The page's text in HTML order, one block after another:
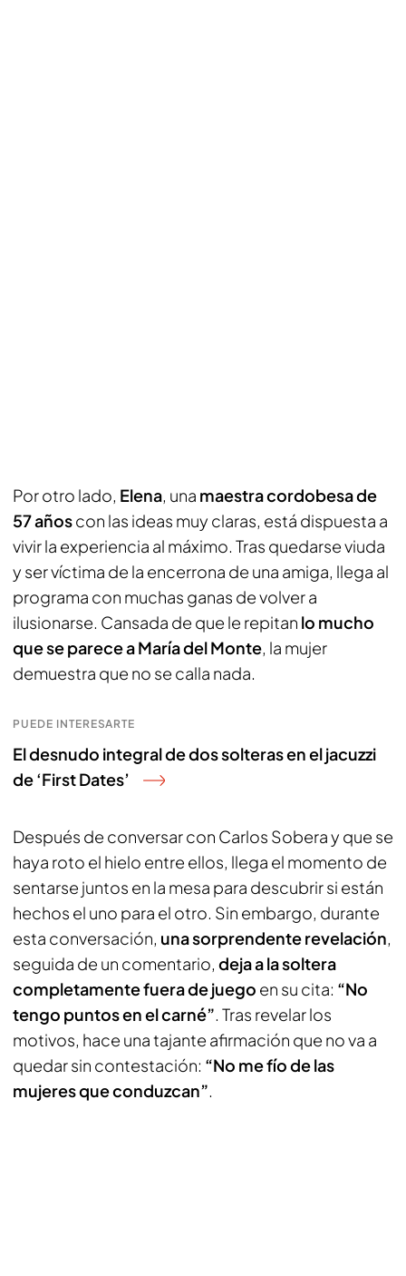
Por otro lado, Elena, una maestra cordobesa de
57 añoscon las ideas muy claras, está dispuesta a
vivir la experiencia al máximo. Tras quedarse viuda
y ser víctima de la encerrona de una amiga, llega al
programa con muchas ganas de volver a
ilusionarse. Cansada de que le repitan lo mucho
que se parece a María del Monte, la mujer
demuestra que no se calla nada.
PUEDE INTERESARTE
El desnudo integral de dos solteras en el jacuzzi
de ‘First Dates’
Después de conversar con Carlos Sobera y que se
haya roto el hielo entre ellos, llega el momento de
sentarse juntos en la mesa para descubrir si están
hechos el uno para el otro. Sin embargo, durante
esta conversación, una sorprendente revelación,
seguida de un comentario, deja a la soltera
completamentefuera de juego en su cita: “No
tengo puntos en el carné”. Tras revelar los
motivos, hace una tajante afirmación que no va a
quedar sin contestación: “No me fío de las
mujeres que conduzcan”.